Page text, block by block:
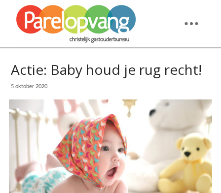
Actie: Baby houd je rug recht!
5 oktober 2020